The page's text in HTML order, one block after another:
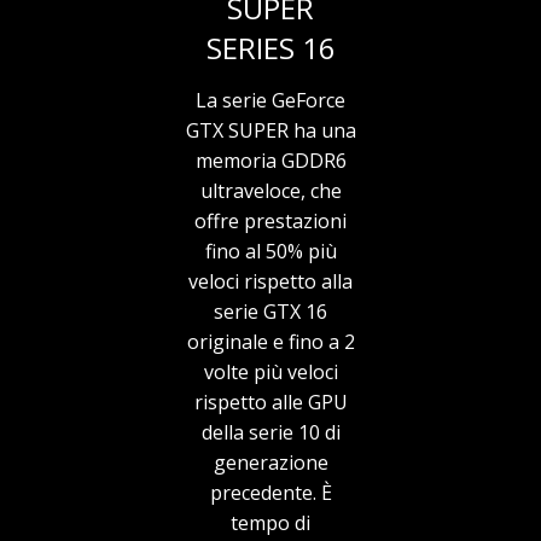
SUPER
SERIES 16
La serie GeForce
GTX SUPER ha una
memoria GDDR6
ultraveloce, che
offre prestazioni
fino al 50% più
veloci rispetto alla
serie GTX 16
originale e fino a 2
volte più veloci
rispetto alle GPU
della serie 10 di
generazione
precedente. È
tempo di